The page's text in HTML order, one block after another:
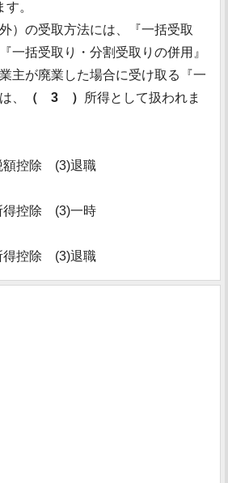
。
）の受取方法には、『一括受取
一括受取り・分割受取りの併用』
主が廃業した場合に受け取る『一
、
（ 3 ）
所得として扱われま
控除 (3)退職
控除 (3)一時
控除 (3)退職